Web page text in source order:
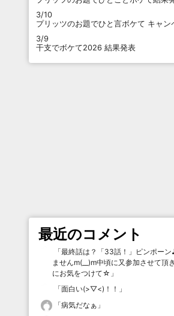
3/10
プリッツのお題でひと言ボケて キャン
3/9
干支でボケて2026 結果発表
最近のコメント
「最終話は？「33話！」ピンポー
ませんm(__)m中頃に又参加させて頂
にお気をつけて☆ 」
「面白い(>▽<)！！ 」
「病気だなぁ 」